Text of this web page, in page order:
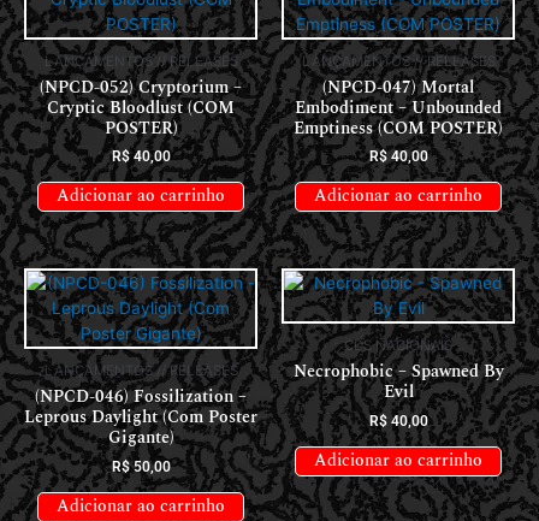
LANÇAMENTOS // RELEASES
(NPCD-052) Cryptorium –
Cryptic Bloodlust (COM
POSTER)
R$40,00
Adicionar ao carrinho
LANÇAMENTOS // RELEASES
(NPCD-047) Mortal
Embodiment – Unbounded
Emptiness (COM POSTER)
R$40,00
Adicionar ao carrinho
LANÇAMENTOS // RELEASES
(NPCD-046) Fossilization –
Leprous Daylight (Com Poster
Gigante)
R$50,00
Adicionar ao carrinho
CDS NACIONAIS
Necrophobic – Spawned By
Evil
R$40,00
Adicionar ao carrinho